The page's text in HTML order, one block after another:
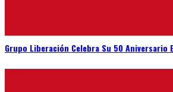
Grupo Liberación Celebra Su 50 Aniversario